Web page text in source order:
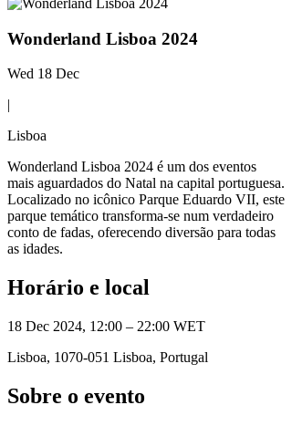
Wonderland Lisboa 2024
Wed 18 Dec
|
Lisboa
Wonderland Lisboa 2024 é um dos eventos
mais aguardados do Natal na capital portuguesa.
Localizado no icônico Parque Eduardo VII, este
parque temático transforma-se num verdadeiro
conto de fadas, oferecendo diversão para todas
as idades.
Horário e local
18 Dec 2024, 12:00 – 22:00 WET
Lisboa, 1070-051 Lisboa, Portugal
Sobre o evento